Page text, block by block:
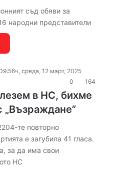
съд обяви за
народни представители
сряда, 12 март, 2025
0
164
в НС, бихме
„Възраждане”
те повторно
е загубила 41 гласа.
за да има свои
НС